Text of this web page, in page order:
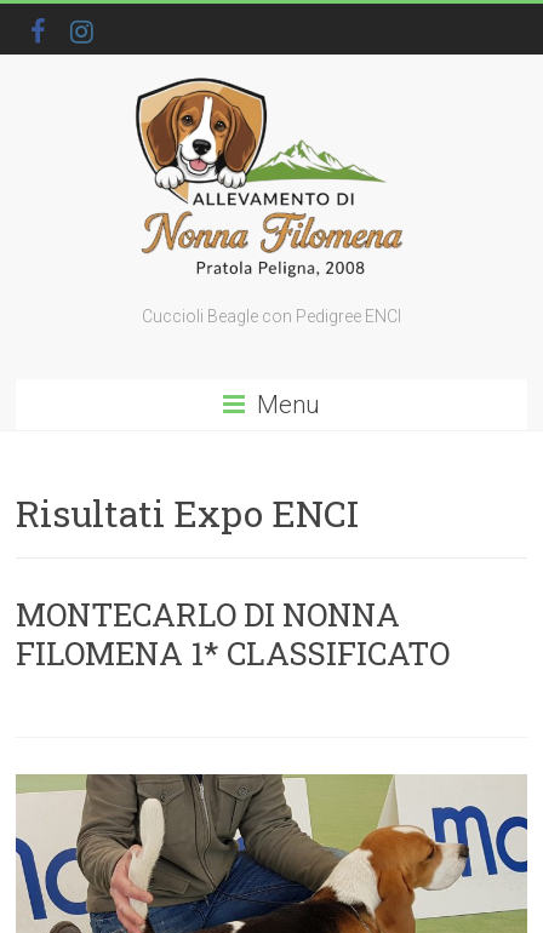
Cuccioli Beagle con Pedigree ENCI
Menu
Risultati Expo ENCI
MONTECARLO DI NONNA
FILOMENA 1* CLASSIFICATO